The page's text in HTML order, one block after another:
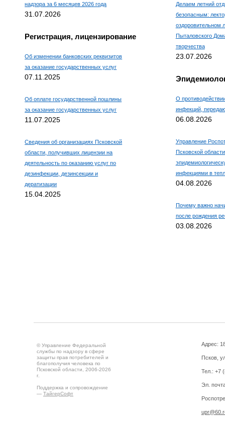
надзора за 6 месяцев 2026 года
31.07.2026
Регистрация, лицензирование
Об изменении банковских реквизитов
за оказание государственных услуг
07.11.2025
Об оплате государственной пошлины
за оказание государственных услуг
11.07.2025
Сведения об организациях Псковской
области, получивших лицензии на
деятельность по оказанию услуг по
дезинфекции, дезинсекции и
дератизации
15.04.2025
Делаем летний
безопасным:
оздоровительном
Пыталовского
творчества
23.07.2026
О
инфекций,
06.08.2026
Управление
Псковской
инфекциями в
04.08.2026
Почему важно
после рождения
03.08.2026
© Управление Федеральной
службы по надзору в сфере
защиты прав потребителей и
благополучия человека по
Псковской области, 2006-2026
г.
Поддержка и сопровождение
— ТайгерСофт
Адрес:
Псков,
Тел.: +7
Эл.